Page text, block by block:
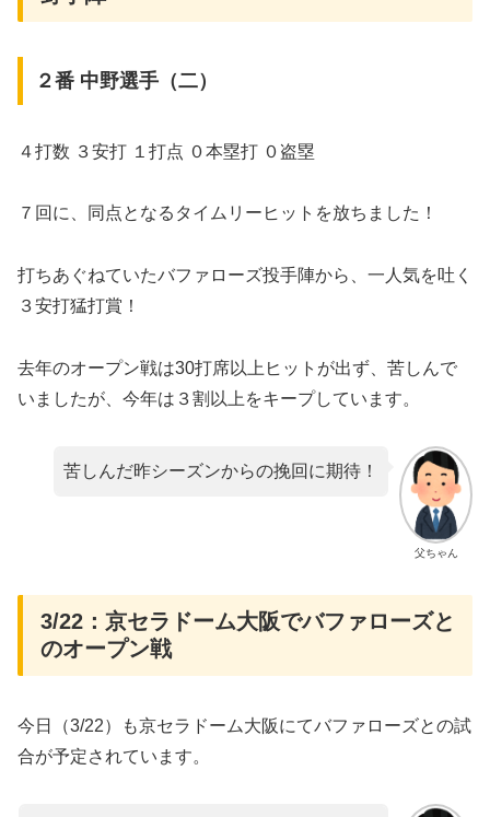
２番 中野選手（二）
４打数 ３安打 １打点 ０本塁打 ０盗塁
７回に、同点となるタイムリーヒットを放ちました！
打ちあぐねていたバファローズ投手陣から、一人気を吐く
３安打猛打賞！
去年のオープン戦は30打席以上ヒットが出ず、苦しんで
いましたが、今年は３割以上をキープしています。
父ちゃん
苦しんだ昨シーズンからの挽回に期待！
3/22：京セラドーム大阪でバファローズと
のオープン戦
今日（3/22）も京セラドーム大阪にてバファローズとの試
合が予定されています。